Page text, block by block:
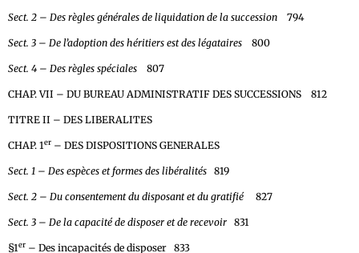
Sect. 2 – Des règles générales de liquidation de la succession 794
Sect. 3 – De l’adoption des héritiers est des légataires 800
Sect. 4 – Des règles spéciales 807
CHAP. VII – DU BUREAU ADMINISTRATIF DES SUCCESSIONS 812
TITRE II – DES LIBERALITES
CHAP. 1er – DES DISPOSITIONS GENERALES
Sect. 1 – Des espèces et formes des libéralités 819
Sect. 2 – Du consentement du disposant et du gratifié 827
Sect. 3 – De la capacité de disposer et de recevoir 831
§1er – Des incapacités de disposer 833